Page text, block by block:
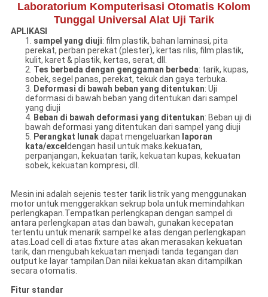
Laboratorium Komputerisasi Otomatis Kolom
Tunggal Universal Alat Uji Tarik
APLIKASI
1. sampel yang diuji: film plastik, bahan laminasi, pita
perekat, perban perekat (plester), kertas rilis, film plastik,
kulit, karet & plastik, kertas, serat, dll.
2. Tes berbeda dengan genggaman berbeda: tarik, kupas,
sobek, segel panas, perekat, tekuk dan gaya terbuka.
3. Deformasi di bawah beban yang ditentukan: Uji
deformasi di bawah beban yang ditentukan dari sampel
yang diuji
4. Beban di bawah deformasi yang ditentukan: Beban uji di
bawah deformasi yang ditentukan dari sampel yang diuji
5. Perangkat lunakdapat mengeluarkan laporan
kata/excel dengan hasil untuk maks.kekuatan,
perpanjangan, kekuatan tarik, kekuatan kupas, kekuatan
sobek, kekuatan kompresi, dll.
Mesin ini adalah sejenis tester tarik listrik yang menggunakan
motor untuk menggerakkan sekrup bola untuk memindahkan
perlengkapan.Tempatkan perlengkapan dengan sampel di
antara perlengkapan atas dan bawah, gunakan kecepatan
tertentu untuk menarik sampel ke atas dengan perlengkapan
atas.Load cell di atas fixture atas akan merasakan kekuatan
tarik, dan mengubah kekuatan menjadi tanda tegangan dan
output ke layar tampilan.Dan nilai kekuatan akan ditampilkan
secara otomatis.
Fitur standar